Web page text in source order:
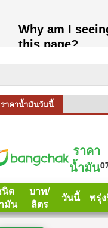
ราคาน้ำมันวันนี้